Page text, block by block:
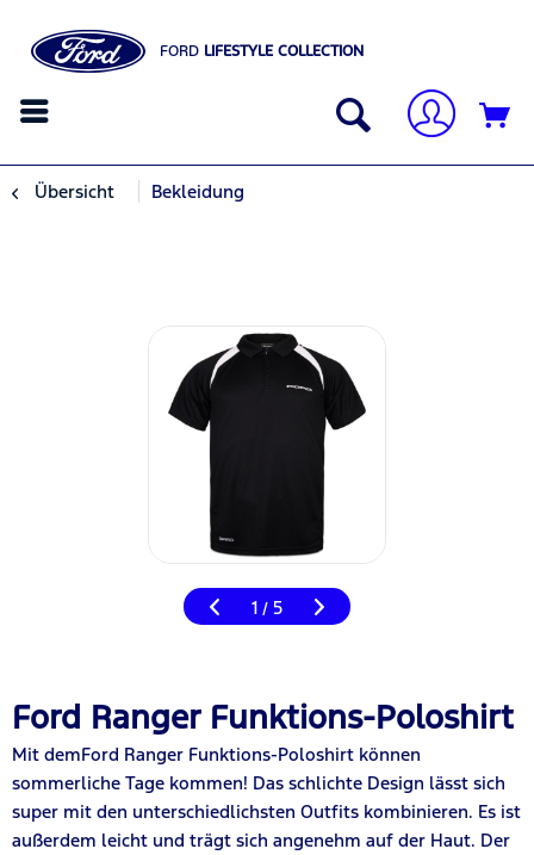
FORD LIFESTYLE COLLECTION
Übersicht Bekleidung
1 / 5
Ford Ranger Funktions-Poloshirt
Mit demFord Ranger Funktions-Poloshirt können
sommerliche Tage kommen! Das schlichte Design lässt sich
super mit den unterschiedlichsten Outfits kombinieren. Es ist
außerdem leicht und trägt sich angenehm auf der Haut. Der